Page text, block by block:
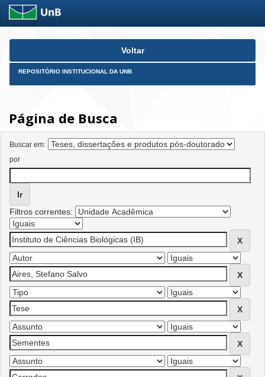
Skip
Voltar
REPOSITÓRIO INSTITUCIONAL DA UNB
Página de Busca
Buscar em:
por
Filtros correntes: